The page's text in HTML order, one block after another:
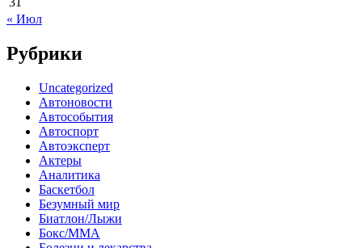
« Июл
Рубрики
Uncategorized
Автоновости
Автособытия
Автоспорт
Автоэксперт
Актеры
Аналитика
Баскетбол
Безумный мир
Биатлон/Лыжи
Бокс/MMA